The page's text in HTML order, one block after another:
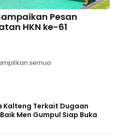
Pesan
HKN ke-61
semua
Kalteng Terkait Dugaan
Men Gumpul Siap Buka